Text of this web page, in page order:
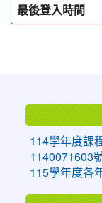
最後登入時間
114學年度課
1140071603
115學年度各